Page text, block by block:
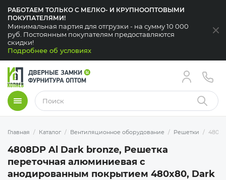
РАБОТАЕМ ТОЛЬКО С МЕЛКО- И КРУПНООПТОВЫМИ
ПОКУПАТЕЛЯМИ!
Минимальная партия для отгрузки - на сумму 10 000
руб. Постоянным покупателям предоставляются
скидки!
Подробнее об условиях
Меню Найти
Главная Каталог Вентиляционное оборудование Решетки
4808DP Al Dark bronze, Решетка
переточная алюминиевая с
анодированным покрытием 480x80, Dark